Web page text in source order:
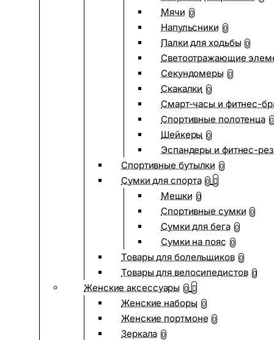
Мячи 0
Напульсники 0
Палки для ходьбы 0
Светоотражающие
Секундомеры 0
Скакалки 0
Смарт-часы и фитнес-
Спортивные полотенца 0
Шейкеры 0
Эспандеры и фитнес-
Спортивные бутылки 0
Сумки для спорта 0
Мешки 0
Спортивные сумки 0
Сумки для бега 0
Сумки на пояс 0
Товары для болельщиков 0
Товары для велосипедистов 0
Женские аксессуары 0
Женские наборы 0
Женские портмоне 0
Зеркала 0